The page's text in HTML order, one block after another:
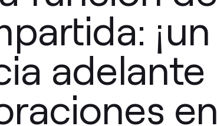
¡un
adelante
en